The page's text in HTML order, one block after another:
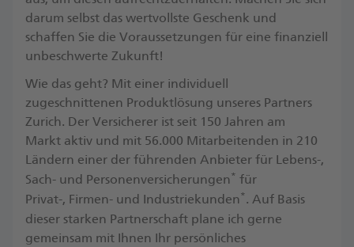
darum selbst das wertvollste Geschenk und
schaffen Sie die Voraussetzungen für eine finanziell
unbeschwerte Zukunft! ​
Wie das geht? Mit einer individuell
zugeschnittenen Produktlösung unseres Partners
Zurich. Der Versicherer ist seit 150 Jahren am
Markt aktiv und mit 56.000 Mitarbeitenden in 210
Ländern einer der führenden Anbieter für Lebens-,
Sach- und Personenversicherungen* für
Privat-, Firmen- und Industriekunden*. ​Auf Basis
dieser starken Partnerschaft plane ich gerne
gemeinsam mit Ihnen Ihr persönliches